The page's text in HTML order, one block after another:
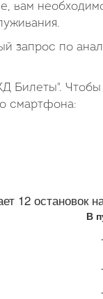
вам
по
Билеты". Чтобы
смартфона:
12 остановок
В
-
-
-